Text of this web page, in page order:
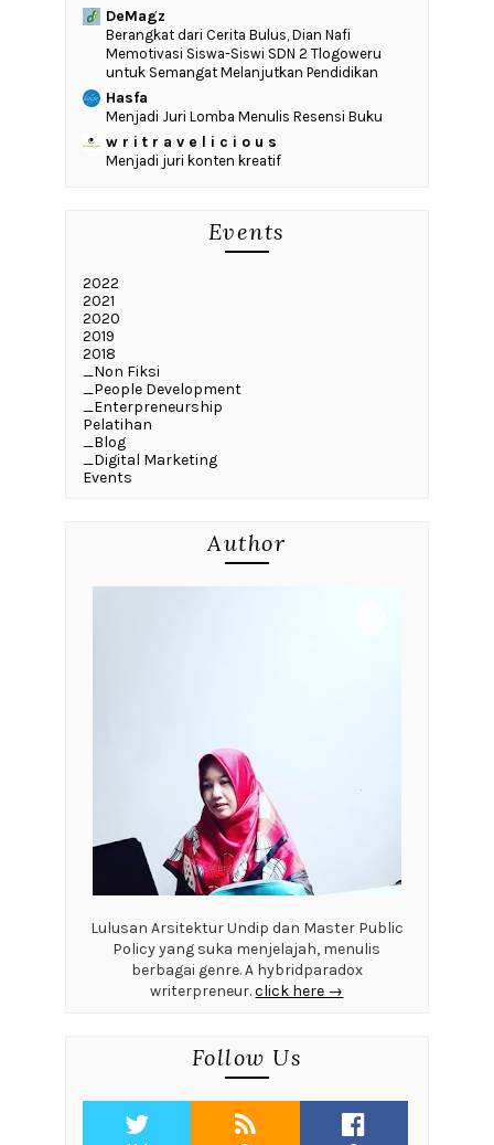
DeMagz
‎Berangkat dari Cerita Bulus, Dian Nafi
Memotivasi Siswa-Siswi SDN 2 Tlogoweru
untuk Semangat Melanjutkan Pendidikan
Hasfa
Menjadi Juri Lomba Menulis Resensi Buku
w r i t r a v e l i c i o u s
Menjadi juri konten kreatif
Events
2022
2021
2020
2019
2018
_Non Fiksi
_People Development
_Enterpreneurship
Pelatihan
_Blog
_Digital Marketing
Events
Author
Lulusan Arsitektur Undip dan Master Public
Policy yang suka menjelajah, menulis
berbagai genre. A hybridparadox
writerpreneur.click here →
Follow Us